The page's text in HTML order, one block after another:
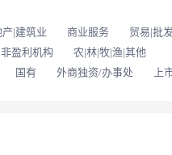
产|建筑业 商业服务 贸易|批
盈利机构
农|林|牧|渔|其他
国有 外商独资/办事处 上